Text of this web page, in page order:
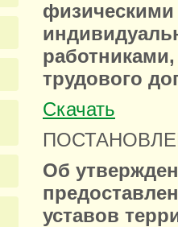
трудового
Скачать
Об
уставов